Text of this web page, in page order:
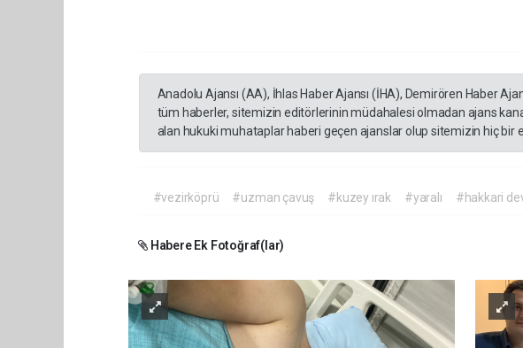
Anadolu Ajansı (AA), İhlas Haber Ajansı (İHA), Demirören Haber
tüm haberler, sitemizin editörlerinin müdahalesi olmadan ajans
alan hukuki muhataplar haberi geçen ajanslar olup sitemizin hiç bir
#vezirköprü #uzman çavuş #kuzey ırak #yaralı #hakkari
Habere Ek Fotoğraf(lar)